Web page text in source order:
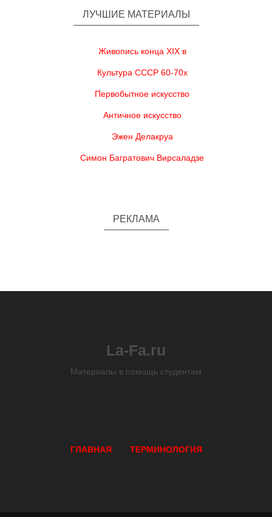
ЛУЧШИЕ МАТЕРИАЛЫ
Живопись конца XIX в
Культура СССР 60-70х
Первобытное искусство
Античное искусство
Эжен Делакруа
Симон Багратович Вирсаладзе
РЕКЛАМА
La-Fa.ru
Материалы в помощь студентам
ГЛАВНАЯ ТЕРМИНОЛОГИЯ